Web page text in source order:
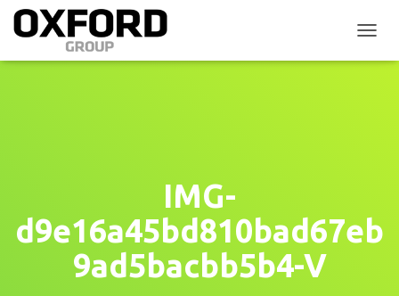
Ř
G
IMG-
d9e16a45bd810bad67eb
9ad5bacbb5b4-V